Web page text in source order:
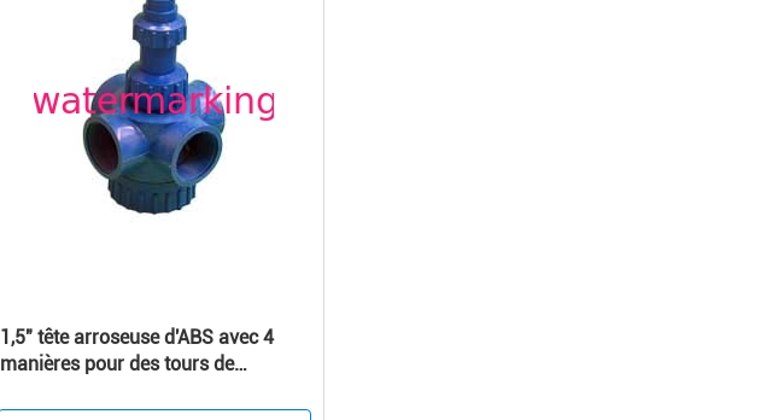
1,5" tête arroseuse d'ABS avec 4
manières pour des tours de